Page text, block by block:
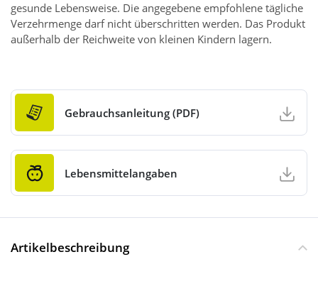
gesunde Lebensweise. Die angegebene empfohlene tägliche
Verzehrmenge darf nicht überschritten werden. Das Produkt
außerhalb der Reichweite von kleinen Kindern lagern.
Gebrauchsanleitung (PDF)
Lebensmittelangaben
Artikelbeschreibung